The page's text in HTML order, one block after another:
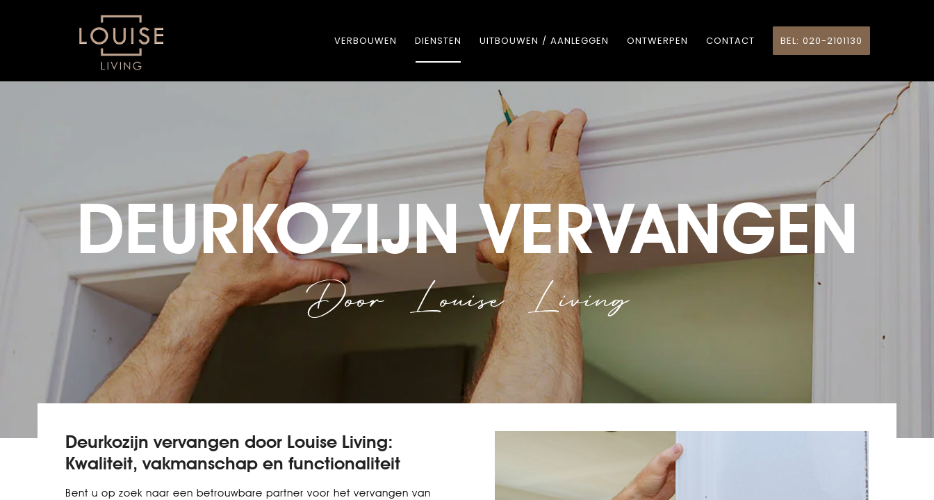
VERBOUWEN DIENSTEN UITBOUWEN / AANLEGGEN ONTWERPEN CONTACT BEL: 020-2101130
DEURKOZIJN VERVANGEN
Door Louise Living
Deurkozijn vervangen door Louise Living:
Kwaliteit, vakmanschap en functionaliteit
Bent u op zoek naar een betrouwbare partner voor het vervangen van